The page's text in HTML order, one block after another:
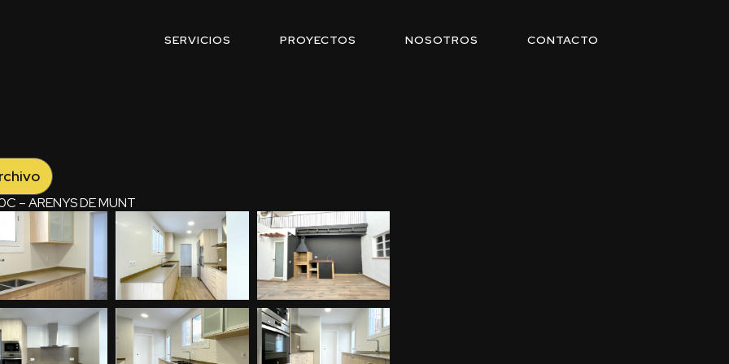
SERVICIOS PROYECTOS NOSOTROS CONTACTO
– ARENYS DE MUNT